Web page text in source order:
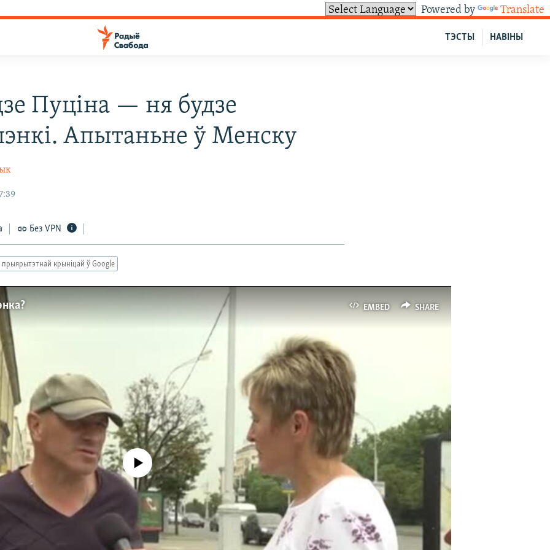
Powered by Translate
НАВІНЫ
ТЭСТЫ
Пуціна — ня будзе
Апытаньне ў Менску
Без VPN
прыярытэтнай крыніцай ў Google
EMBED SHARE
No media source currently available